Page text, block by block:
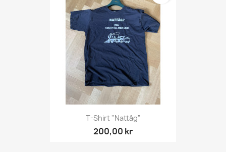
T-Shirt "Nattåg"
200,00 kr